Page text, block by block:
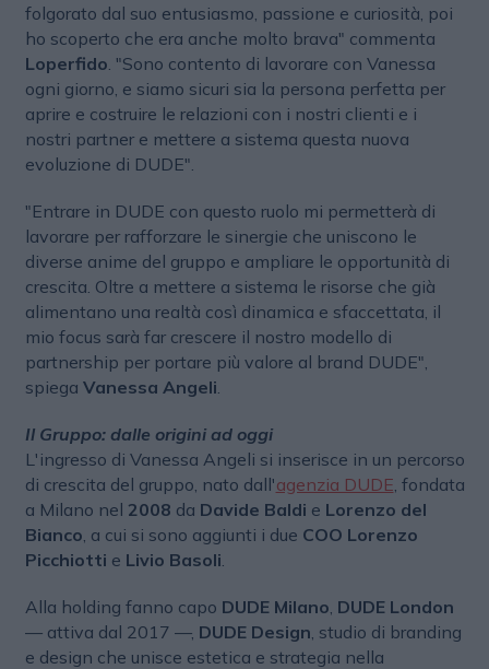
folgorato dal suo entusiasmo, passione e curiosità, poi
ho scoperto che era anche molto brava" commenta
Loperfido . "Sono contento di lavorare con Vanessa
ogni giorno, e siamo sicuri sia la persona perfetta per
aprire e costruire le relazioni con i nostri clienti e i
nostri partner e mettere a sistema questa nuova
evoluzione di DUDE".
"Entrare in DUDE con questo ruolo mi permetterà di
lavorare per rafforzare le sinergie che uniscono le
diverse anime del gruppo e ampliare le opportunità di
crescita. Oltre a mettere a sistema le risorse che già
alimentano una realtà così dinamica e sfaccettata, il
mio focus sarà far crescere il nostro modello di
partnership per portare più valore al brand DUDE",
spiega Vanessa Angeli
Il Gruppo: dalle origini ad oggi
L'ingresso di Vanessa Angeli si inserisce in un percorso
di crescita del gruppo, nato dall'agenzia DUDE , fondata
a Milano nel 2008 da Davide Baldi e Lorenzo del
Bianco , a cui si sono aggiunti i due COO Lorenzo
Picchiotti e Livio Basoli
Alla holding fanno capo DUDE Milano DUDE London
— attiva dal 2017 —, DUDE Design , studio di branding
e design che unisce estetica e strategia nella